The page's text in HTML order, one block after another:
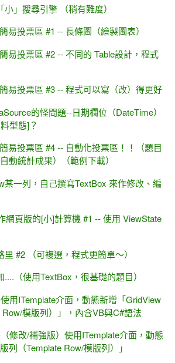
」搜尋引擎 （稍有難度）
易投票區 #1 -- 長條圖（繪製圖表）
易投票區 #2 -- 不同的 Table設計，程式
易投票區 #3 -- 程式可以寫（改）得更好
的怪問題--日期欄位（DateTime）
型態]？
易投票區 #4 -- 自動化投票區！！（題目
動統計成果）（範例下載）
某一列，自己撰寫TextBox 來作修改、編
網頁版的[小]計算機 #1 -- 使用 ViewState
#2 （可複選，程式更簡單～）
（使用TextBox，很基礎的題目）
用ITemplate介面，動態新增「GridView
模版列）」，內含VB與C#語法
修改/補強版）使用ITemplate介面，動態
列（Template Row/模版列）」